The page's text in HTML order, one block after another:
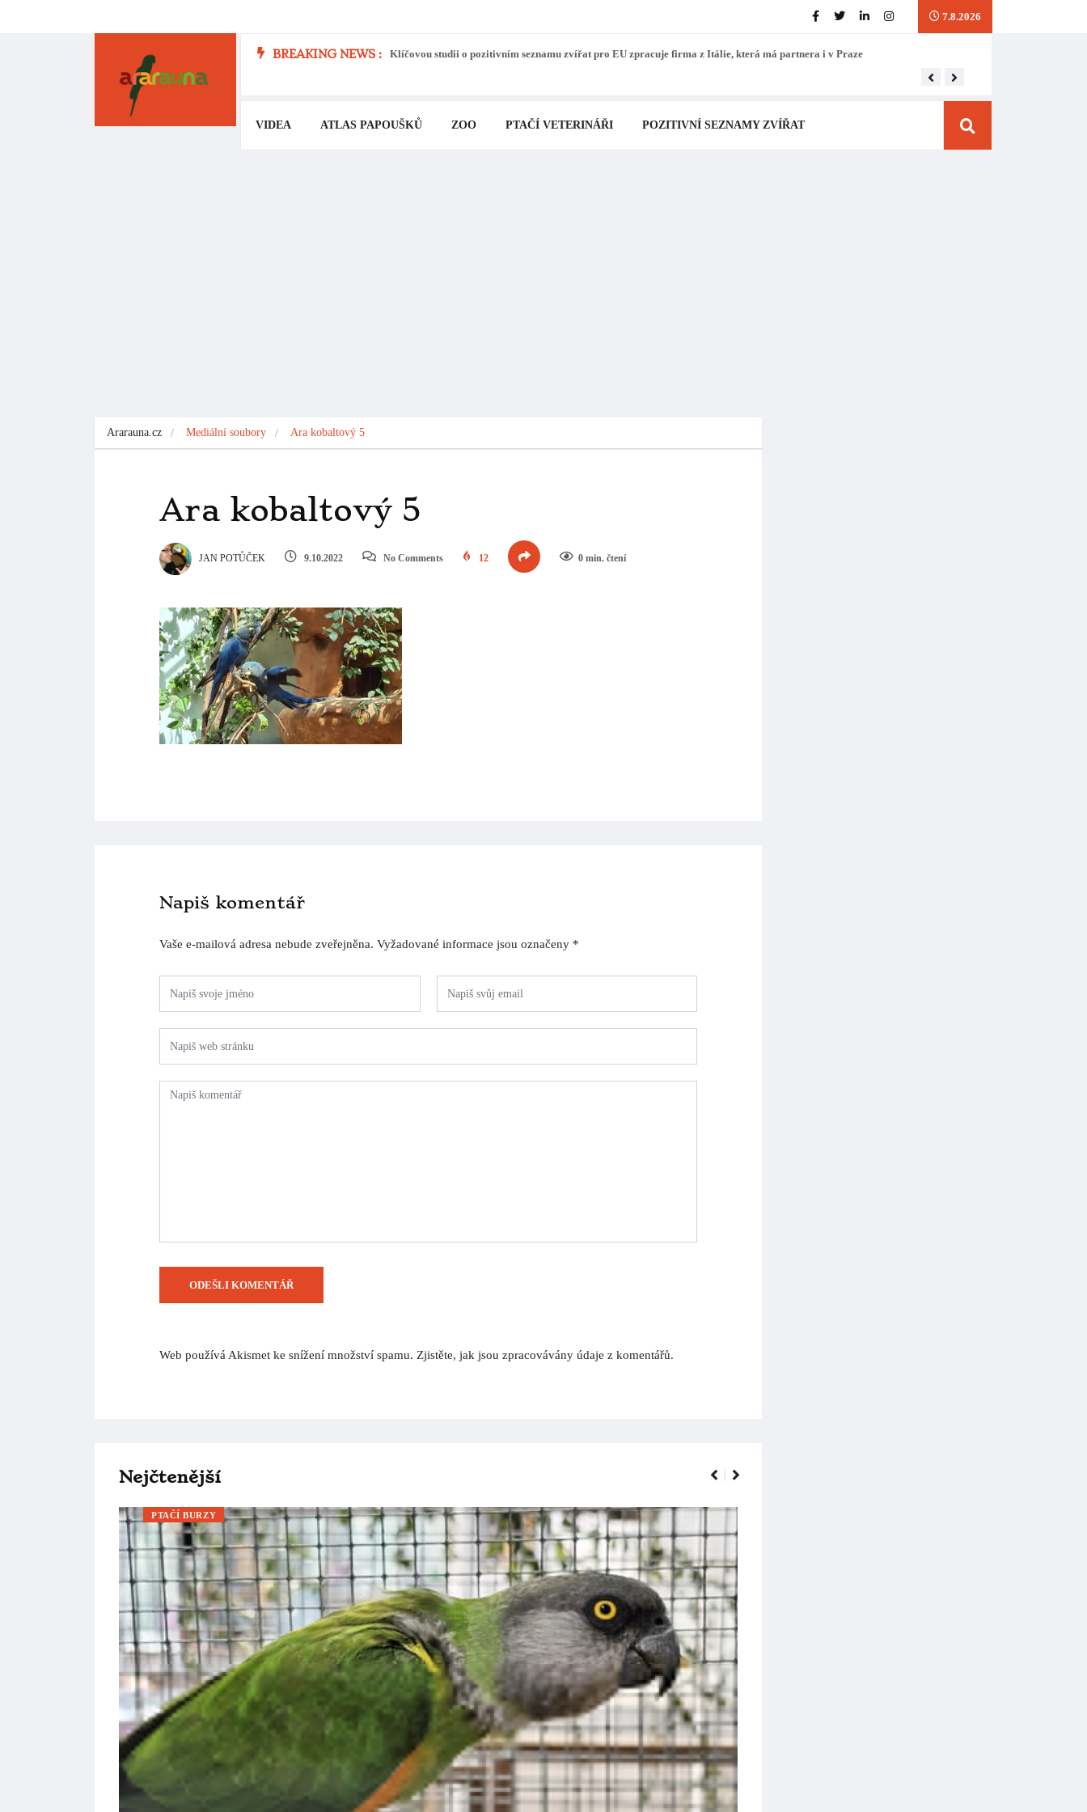
7.8.2026
BREAKING NEWS : Klíčovou studii o pozitivním seznamu zvířat pro EU zpracuje firma z Itálie, která má partnera i v Praze
VIDEA ATLAS PAPOUŠKŮ ZOO PTAČÍ VETERINÁŘI POZITIVNÍ SEZNAMY ZVÍŘAT
Ararauna.cz Mediální soubory Ara kobaltový 5
Ara kobaltový 5
JAN POTŮČEK 9.10.2022 No Comments 12 0 min. čtení
Napiš komentář
Vaše e-mailová adresa nebude zveřejněna. Vyžadované informace jsou označeny *
Web používá Akismet ke snížení množství spamu. Zjistěte, jak jsou zpracovávány údaje z komentářů.
Nejčtenější
PTAČÍ BURZY